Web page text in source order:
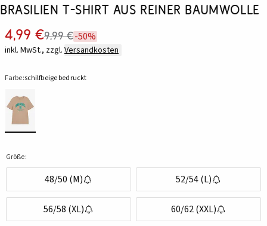
Brasilien T-Shirt aus reiner Baumwolle
4,99 €9,99 €-50%
inkl. MwSt., zzgl. Versandkosten
Farbe:schilfbeige bedruckt
Größe:
48/50 (M) 52/54 (L)
56/58 (XL) 60/62 (XXL)